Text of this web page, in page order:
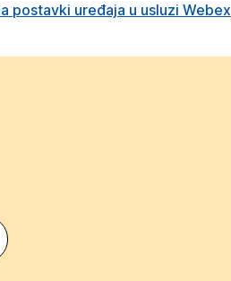
postavki uređaja u usluzi Webex